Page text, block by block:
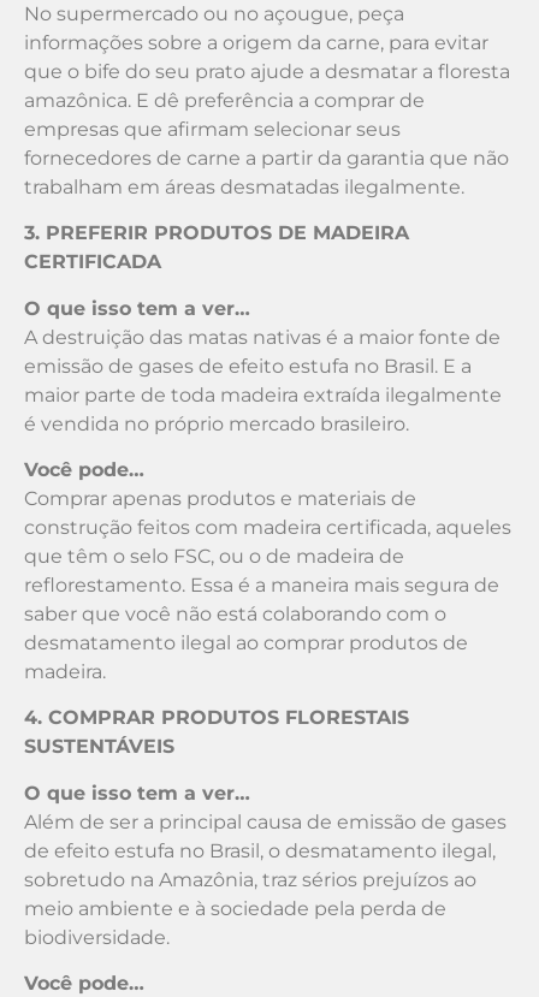
No supermercado ou no açougue, peça
informações sobre a origem da carne, para evitar
que o bife do seu prato ajude a desmatar a floresta
amazônica. E dê preferência a comprar de
empresas que afirmam selecionar seus
fornecedores de carne a partir da garantia que não
trabalham em áreas desmatadas ilegalmente.
3. PREFERIR PRODUTOS DE MADEIRA
CERTIFICADA
O que isso tem a ver…
A destruição das matas nativas é a maior fonte de
emissão de gases de efeito estufa no Brasil. E a
maior parte de toda madeira extraída ilegalmente
é vendida no próprio mercado brasileiro.
Você pode…
Comprar apenas produtos e materiais de
construção feitos com madeira certificada, aqueles
que têm o selo FSC, ou o de madeira de
reflorestamento. Essa é a maneira mais segura de
saber que você não está colaborando com o
desmatamento ilegal ao comprar produtos de
madeira.
4. COMPRAR PRODUTOS FLORESTAIS
SUSTENTÁVEIS
O que isso tem a ver…
Além de ser a principal causa de emissão de gases
de efeito estufa no Brasil, o desmatamento ilegal,
sobretudo na Amazônia, traz sérios prejuízos ao
meio ambiente e à sociedade pela perda de
biodiversidade.
Você pode…